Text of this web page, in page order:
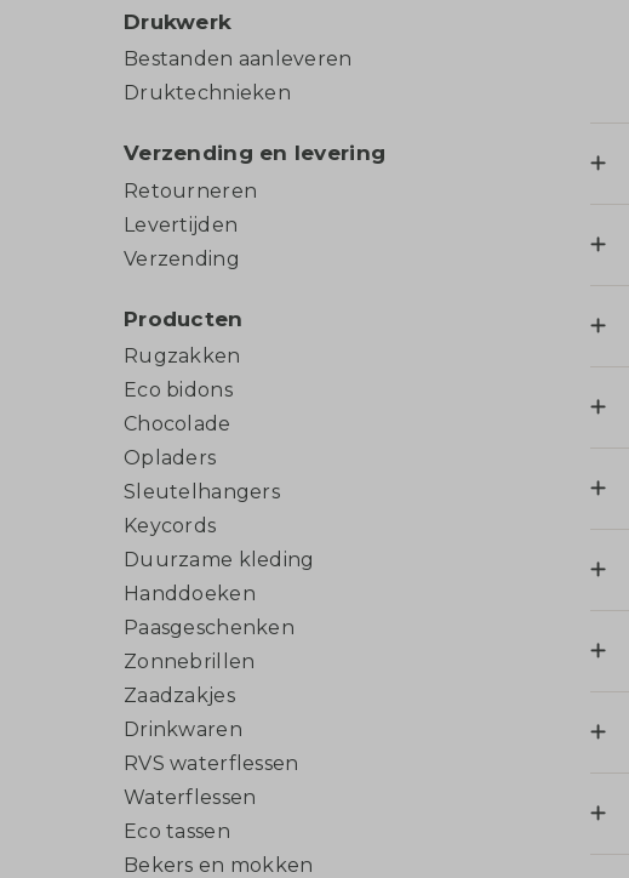
Drukwerk
Bestanden aanleveren
Druktechnieken
Verzending en levering
Retourneren
Levertijden
Verzending
Producten
Rugzakken
Eco bidons
Chocolade
Opladers
Sleutelhangers
Keycords
Duurzame kleding
Handdoeken
Paasgeschenken
Zonnebrillen
Zaadzakjes
Drinkwaren
RVS waterflessen
Waterflessen
Eco tassen
Bekers en mokken